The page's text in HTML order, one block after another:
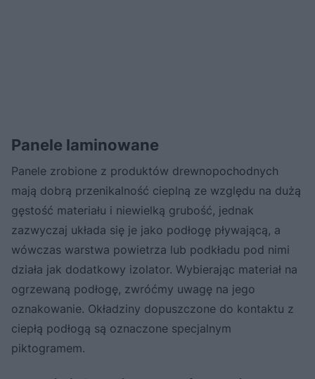
Panele laminowane
Panele zrobione z produktów drewnopochodnych
mają dobrą przenikalność cieplną ze względu na dużą
gęstość materiału i niewielką grubość, jednak
zazwyczaj układa się je jako podłogę pływającą, a
wówczas warstwa powietrza lub podkładu pod nimi
działa jak dodatkowy izolator. Wybierając materiał na
ogrzewaną podłogę, zwróćmy uwagę na jego
oznakowanie. Okładziny dopuszczone do kontaktu z
ciepłą podłogą są oznaczone specjalnym
piktogramem.